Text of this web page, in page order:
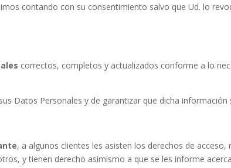
contando con su consentimiento salvo que Ud. lo
correctos, completos y actualizados conforme a lo
Datos Personales y de garantizar que dicha
, a algunos clientes les asisten los derechos de
y tienen derecho asimismo a que se les informe